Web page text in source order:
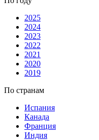
2025
2024
2023
2022
2021
2020
2019
По странам
Испания
Канада
Франция
Индия